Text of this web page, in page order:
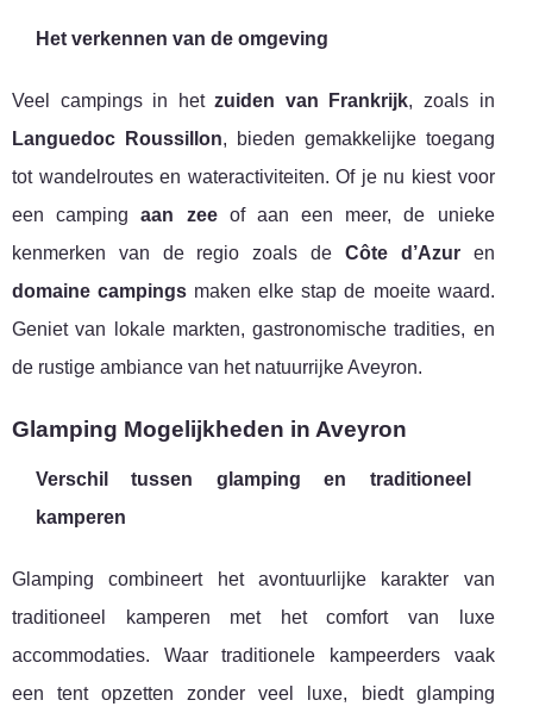
Het verkennen van de omgeving
Veel campings in hetzuiden van Frankrijk, zoals in
Languedoc Roussillon, bieden gemakkelijke toegang
tot wandelroutes en wateractiviteiten. Of je nu kiest voor
een campingaan zeeof aan een meer, de unieke
kenmerken van de regio zoals de Côte d’Azuren
domaine campings maken elke stap de moeite waard.
Geniet van lokale markten, gastronomische tradities, en
de rustige ambiance van het natuurrijke Aveyron.
Glamping Mogelijkheden in Aveyron
Verschil tussen glamping en traditioneel
kamperen
Glamping combineert het avontuurlijke karakter van
traditioneel kamperen met het comfort van luxe
accommodaties. Waar traditionele kampeerders vaak
een tent opzetten zonder veel luxe, biedt glamping